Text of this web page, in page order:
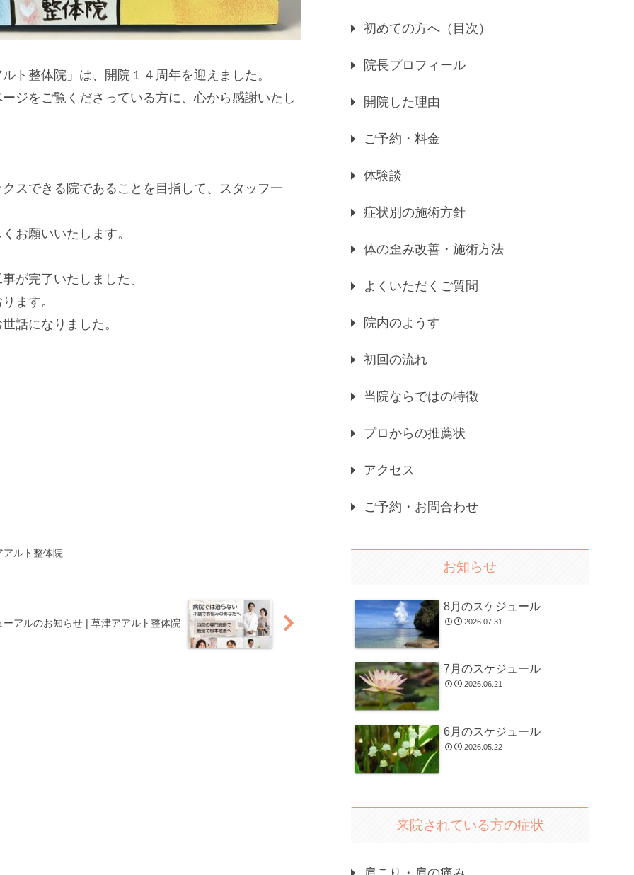
ト整体院」は、開院１４周年を迎えました。
ジをご覧くださっている方に、心から感謝いたし
スできる院であることを目指して、スタッフ一
お願いいたします。
が完了いたしました。
ます。
話になりました。
アルト整体院
ーアルのお知らせ | 草津アアルト整体院
初めての方へ（目次）
院長プロフィール
開院した理由
ご予約・料金
体験談
症状別の施術方針
体の歪み改善・施術方法
よくいただくご質問
院内のようす
初回の流れ
当院ならではの特徴
プロからの推薦状
アクセス
ご予約・お問合わせ
お知らせ
8月のスケジュール
2026.07.31
7月のスケジュール
2026.06.21
6月のスケジュール
2026.05.22
来院されている方の症状